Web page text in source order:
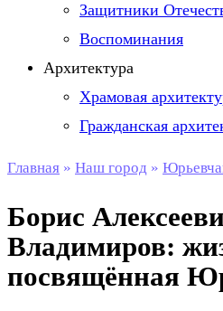
Защитники
Воспоминания
Архитектура
Храмовая
Гражданская
Главная » Наш город »
Борис
Владимиров:
посвящённая